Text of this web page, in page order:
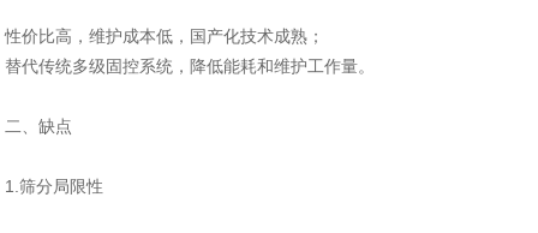
性价比高，维护成本低，国产化技术成熟‌；
替代传统多级固控系统，降低能耗和维护工作量‌。
二、缺点
1.筛分局限性‌